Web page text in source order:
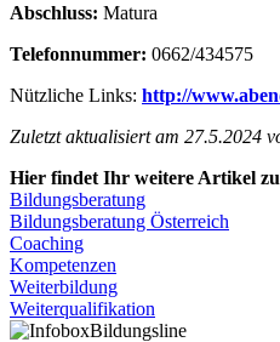
Abschluss: Matura
Telefonnummer: 0662/434575
Nützliche Links: http://
Zuletzt aktualisiert am 27.5.2024
Hier findet Ihr weitere Artikel
Bildungsberatung
Bildungsberatung Österreich
Coaching
Kompetenzen
Weiterbildung
Weiterqualifikation
Bildungsline